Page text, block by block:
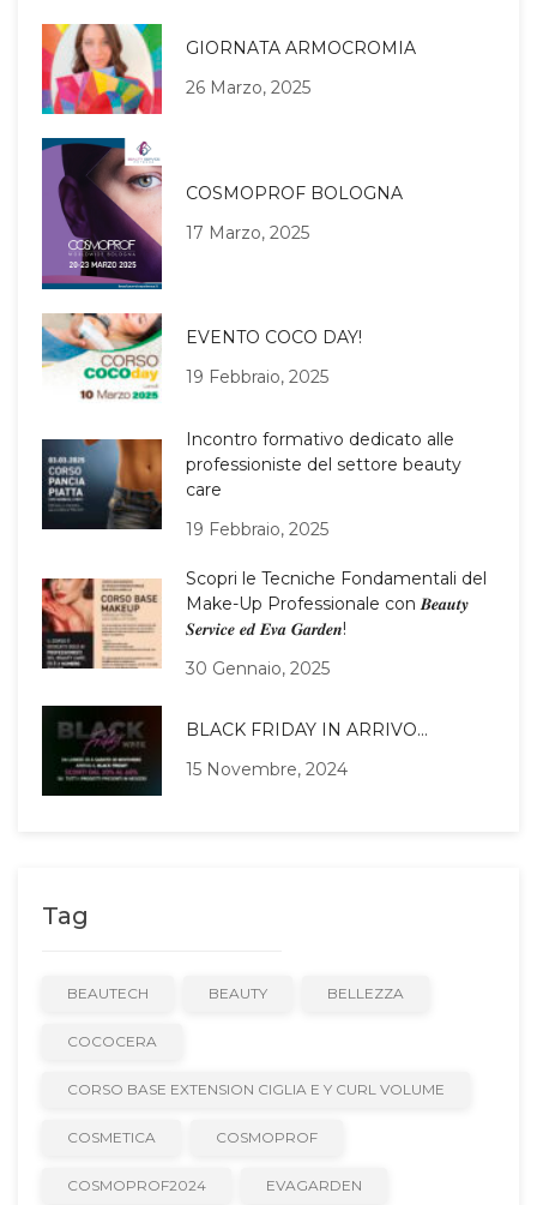
GIORNATA ARMOCROMIA
26 Marzo, 2025
COSMOPROF BOLOGNA
17 Marzo, 2025
EVENTO COCO DAY!
19 Febbraio, 2025
Incontro formativo dedicato alle
professioniste del settore beauty
care
19 Febbraio, 2025
Scopri le Tecniche Fondamentali del
Make-Up Professionale con 𝑩𝒆𝒂𝒖𝒕𝒚
𝑺𝒆𝒓𝒗𝒊𝒄𝒆 𝒆𝒅 𝑬𝒗𝒂 𝑮𝒂𝒓𝒅𝒆𝒏!
30 Gennaio, 2025
BLACK FRIDAY IN ARRIVO…
15 Novembre, 2024
Tag
BEAUTECH BEAUTY BELLEZZA
COCOCERA
CORSO BASE EXTENSION CIGLIA E Y CURL VOLUME
COSMETICA COSMOPROF
COSMOPROF2024 EVAGARDEN